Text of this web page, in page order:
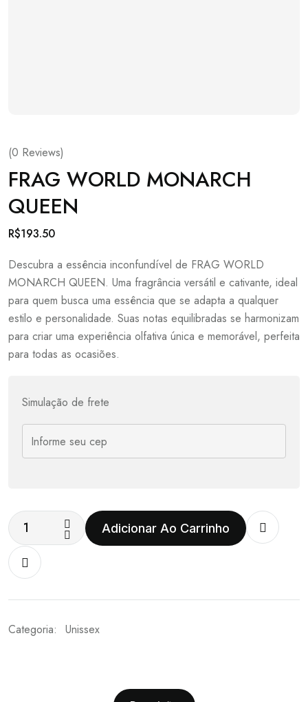
(0 Reviews)
FRAG WORLD MONARCH
QUEEN
R$193.50
Descubra a essência inconfundível de FRAG WORLD
MONARCH QUEEN. Uma fragrância versátil e cativante, ideal
para quem busca uma essência que se adapta a qualquer
estilo e personalidade. Suas notas equilibradas se harmonizam
para criar uma experiência olfativa única e memorável, perfeita
para todas as ocasiões.
Simulação de frete
Adicionar Ao Carrinho
Categoria: Unissex